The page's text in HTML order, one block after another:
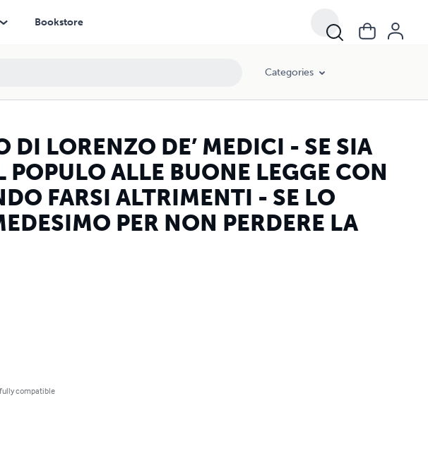
Bookstore
Categories
LORENZO DE’ MEDICI - SE SIA
POPULO ALLE BUONE LEGGE CON
FARSI ALTRIMENTI - SE LO
PER NON PERDERE LA
compatible
NON POTENDO FARSI ALTRIMENTI - SE LO AMMAZZARSI DA SE’ MEDESIMO PER